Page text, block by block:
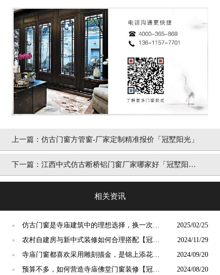
上一篇： 仿古门窗方管窗-厂家定制精准报价「冠墅阳光」
下一篇： 江西中式仿古断桥铝门窗厂家哪家好「冠墅阳
相关资讯
●
仿古门窗是寺庙建筑中的理想选择，换一次用
终生【冠墅阳光】
2025/02/25
●
农村自建房与新中式装修如何合理搭配【冠墅
阳光】
2024/11/29
●
寺庙门窗都喜欢采用雕刻描金，是锦上添花
吗？【冠墅阳光】
2024/09/20
●
预算不多，如何营造寺庙佛堂门窗装修【冠墅
2024/08/20